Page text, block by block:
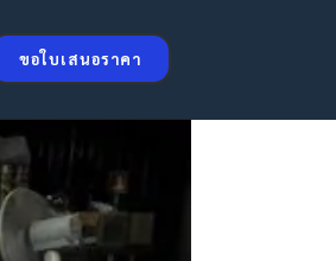
ขอใบเสนอราคา